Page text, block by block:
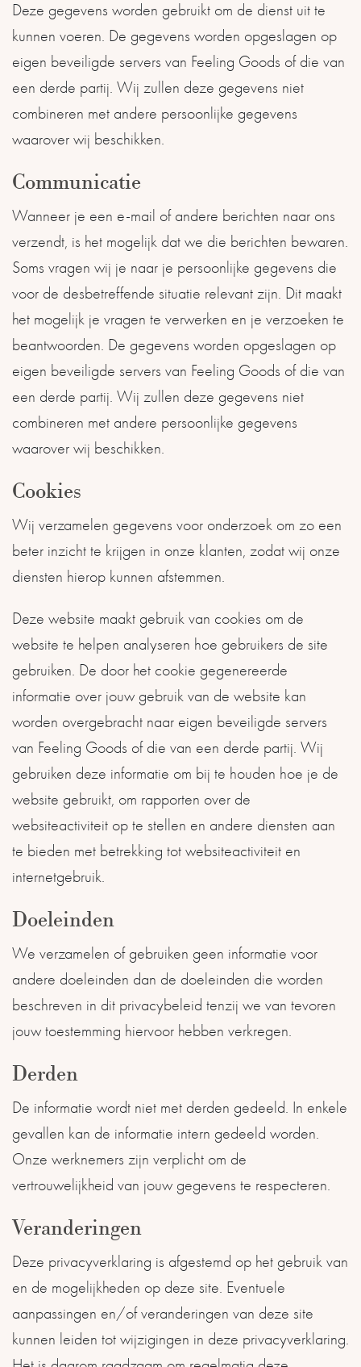
Deze gegevens worden gebruikt om de dienst uit te
kunnen voeren. De gegevens worden opgeslagen op
eigen beveiligde servers van Feeling Goods of die van
een derde partij. Wij zullen deze gegevens niet
combineren met andere persoonlijke gegevens
waarover wij beschikken.
Communicatie
Wanneer je een e-mail of andere berichten naar ons
verzendt, is het mogelijk dat we die berichten bewaren.
Soms vragen wij je naar je persoonlijke gegevens die
voor de desbetreffende situatie relevant zijn. Dit maakt
het mogelijk je vragen te verwerken en je verzoeken te
beantwoorden. De gegevens worden opgeslagen op
eigen beveiligde servers van Feeling Goods of die van
een derde partij. Wij zullen deze gegevens niet
combineren met andere persoonlijke gegevens
waarover wij beschikken.
Cookies
Wij verzamelen gegevens voor onderzoek om zo een
beter inzicht te krijgen in onze klanten, zodat wij onze
diensten hierop kunnen afstemmen.
Deze website maakt gebruik van cookies om de
website te helpen analyseren hoe gebruikers de site
gebruiken. De door het cookie gegenereerde
informatie over jouw gebruik van de website kan
worden overgebracht naar eigen beveiligde servers
van Feeling Goods of die van een derde partij. Wij
gebruiken deze informatie om bij te houden hoe je de
website gebruikt, om rapporten over de
websiteactiviteit op te stellen en andere diensten aan
te bieden met betrekking tot websiteactiviteit en
internetgebruik.
Doeleinden
We verzamelen of gebruiken geen informatie voor
andere doeleinden dan de doeleinden die worden
beschreven in dit privacybeleid tenzij we van tevoren
jouw toestemming hiervoor hebben verkregen.
Derden
De informatie wordt niet met derden gedeeld. In enkele
gevallen kan de informatie intern gedeeld worden.
Onze werknemers zijn verplicht om de
vertrouwelijkheid van jouw gegevens te respecteren.
Veranderingen
Deze privacyverklaring is afgestemd op het gebruik van
en de mogelijkheden op deze site. Eventuele
aanpassingen en/of veranderingen van deze site
kunnen leiden tot wijzigingen in deze privacyverklaring.